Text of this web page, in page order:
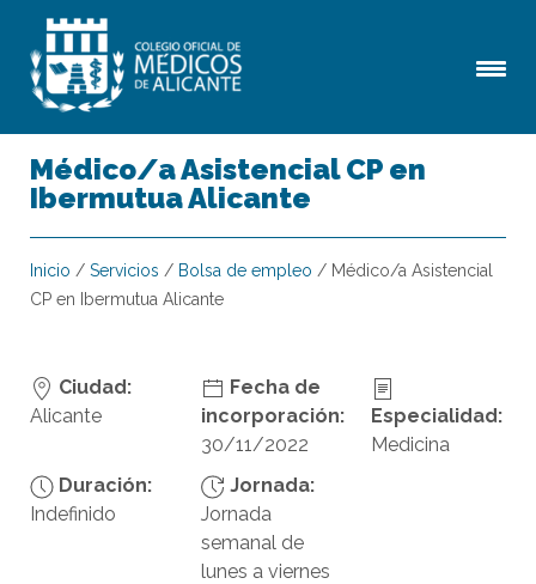
Médico/a Asistencial CP en
Ibermutua Alicante
Inicio / Servicios / Bolsa de empleo / Médico/a Asistencial
CP en Ibermutua Alicante
Ciudad:
Alicante
Fecha de
incorporación:
30/11/2022
Especialidad:
Medicina
Duración:
Indefinido
Jornada:
Jornada
semanal de
lunes a viernes